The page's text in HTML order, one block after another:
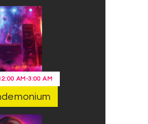
AM-3:00 AM